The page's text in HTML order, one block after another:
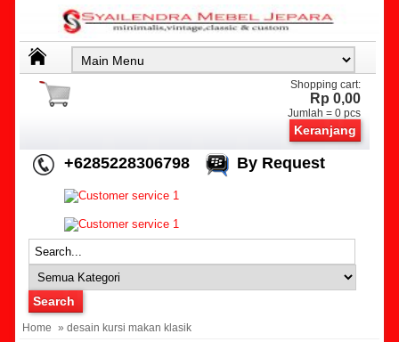
Shopping cart:
Rp 0,00
Jumlah =0 pcs
Keranjang
+6285228306798 By Request
Home » desain kursi makan klasik